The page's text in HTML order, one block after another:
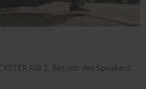
AIR 2, Betrieb des Speakers